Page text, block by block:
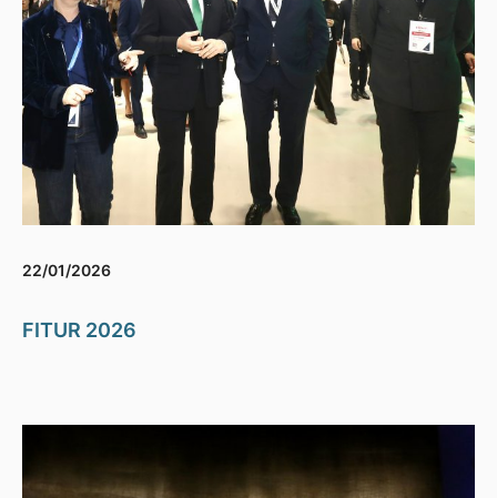
22/01/2026
FITUR 2026